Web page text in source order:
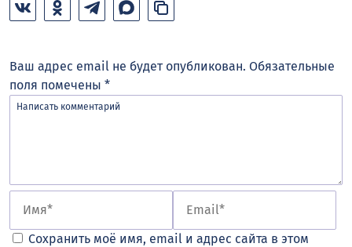
Ваш адрес email не будет опубликован. Обязательные
поля помечены *
Сохранить моё имя, email и адрес сайта в этом